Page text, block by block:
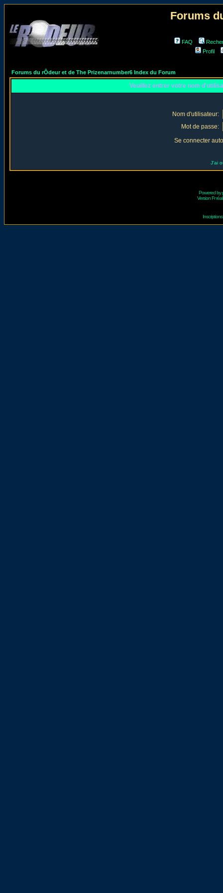
Forums
FAQ
Profil
Forums du rÔdeur et de The Prizenarnumber6 Index du Forum
Veuillez entrer votre nom
Nom d'utilisateur:
Mot de passe:
Se connecter
J'ai
Powered by
Version Fr